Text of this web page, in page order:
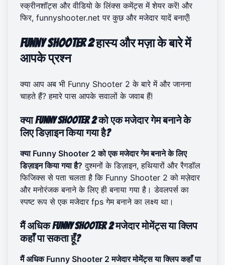
स्क्रीनशॉट्स और वीडियो के लिंक्स कमेंट्स में शेयर करें! और
फिर, funnyshooter.net परकुछ और मजेदार यादें बनाएँ!
Funny Shooter 2 हास्य और मज़ा के बारे में
आपके प्रश्न
क्या आप अब भी Funny Shooter 2 के बारे में और जानना
चाहते हैं? हमारे पास आपके सवालों के जवाब हैं!
क्या Funny Shooter 2 को एक मजेदार गेम बनाने के
लिए डिज़ाइन किया गया है?
क्या Funny Shooter 2 को एक मजेदार गेम बनाने के लिए
डिज़ाइन किया गया है? दुश्मनों के डिज़ाइन, हथियारों और रैगडॉल
फिजिक्स से पता चलता है कि Funny Shooter 2 को मज़ेदार
और मनोरंजक बनाने के लिए ही बनाया गया है। डेवलपर्स का
स्पष्ट रूप से एक मजेदार fps गेम बनाने का लक्ष्य था।
मैं अधिक Funny Shooter 2 मजेदार मोमेंट्स या क्लिप
कहाँ पा सकता हूँ?
मैं अधिक Funny Shooter 2 मजेदार मोमेंट्स या क्लिप कहाँ पा